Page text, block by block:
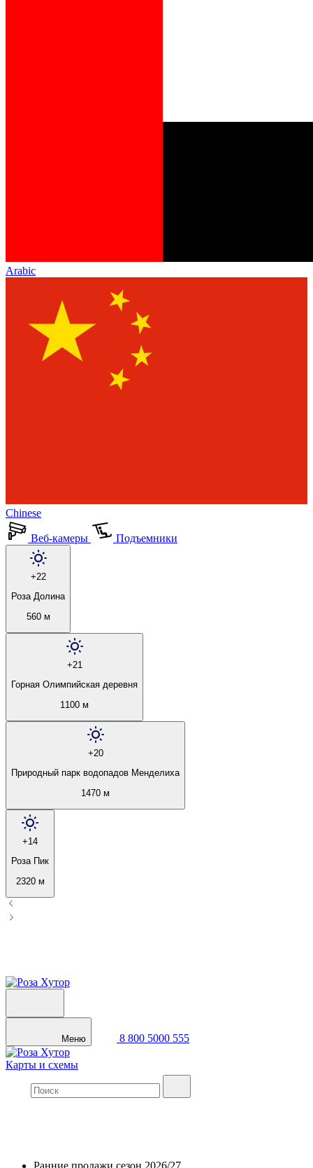
Arabic
Chinese
Веб-камеры Подъемники
+22
Роза Долина
560 м
+21
Горная Олимпийская деревня
1100 м
+20
Природный парк водопадов Менделиха
1470 м
+14
Роза Пик
2320 м
Меню 8 800 5000 555
Карты и схемы
Ранние продажи сезон 2026/27